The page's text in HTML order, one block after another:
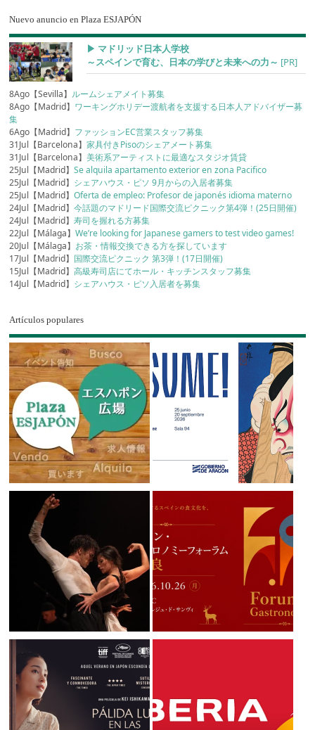
Nuevo anuncio en Plaza ESJAPÓN
▶︎ マドリッド日本人学校
～スペインで育む、日本の学びと未来への力～ [PR]
8Ago【Sevilla】 ルームシェアメイト募集
8Ago【Madrid】 ワーキングホリデー渡航者を支援する日本人アドバイザー募
集
6Ago【Madrid】 ファッションEC営業スタッフ募集
31Jul【Barcelona】家具付きPisoのシェアメート募集
31Jul【Barcelona】美術系アーティストに最適なスタジオ賃貸
25Jul【Madrid】Se alquila apartamento exterior en zona Pacifico
25Jul【Madrid】 シェアハウス・ピソ 9月からの入居者募集
25Jul【Madrid】Oferta de empleo: Profesor de japonés idioma materno
24Jul【Madrid】今話題のマドリード国際交流ピクニック第4弾！(25日開催)
24Jul【Madrid】寿司を握れる方募集
22Jul【Málaga】We’re looking for Japanese gamers to test video games!
20Jul【Málaga】 お茶・情報交換できる方を探しています
17Jul【Madrid】 国際交流ピクニック 第3弾！(17日開催)
15Jul【Madrid】高級寿司店にてホール・キッチンスタッフ募集
14Jul【Madrid】 シェアハウス・ピソ入居者を募集
Artículos populares